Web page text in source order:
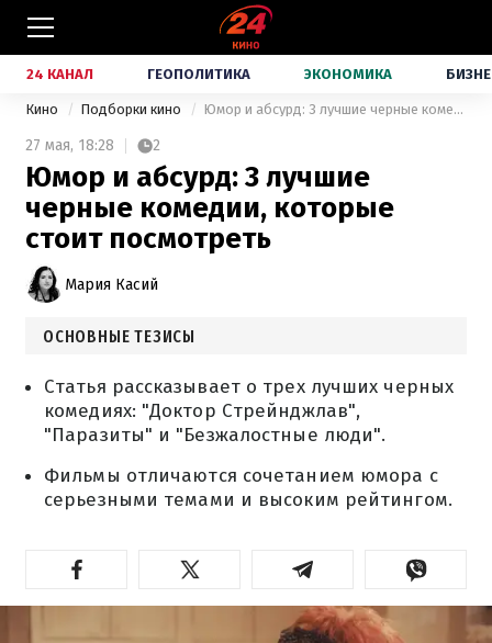
24 КАНАЛ ГЕОПОЛИТИКА ЭКОНОМИКА
Кино Подборки кино Юмор и абсурд: 3 лучшие черные комедии, которые стоит посмотреть
27 мая, 18:28 2
Юмор и абсурд: 3 лучшие
черные комедии, которые
стоит посмотреть
Мария Касий
ОСНОВНЫЕ ТЕЗИСЫ
Статья рассказывает о трех лучших черных
комедиях: "Доктор Стрейнджлав",
"Паразиты" и "Безжалостные люди".
Фильмы отличаются сочетанием юмора с
серьезными темами и высоким рейтингом.